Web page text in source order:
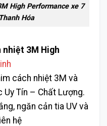
High Performance xe 7
Hóa
nhiệt 3M High
cách nhiệt 3M và
Uy Tín – Chất Lượng.
ngăn cản tia UV và
hệ